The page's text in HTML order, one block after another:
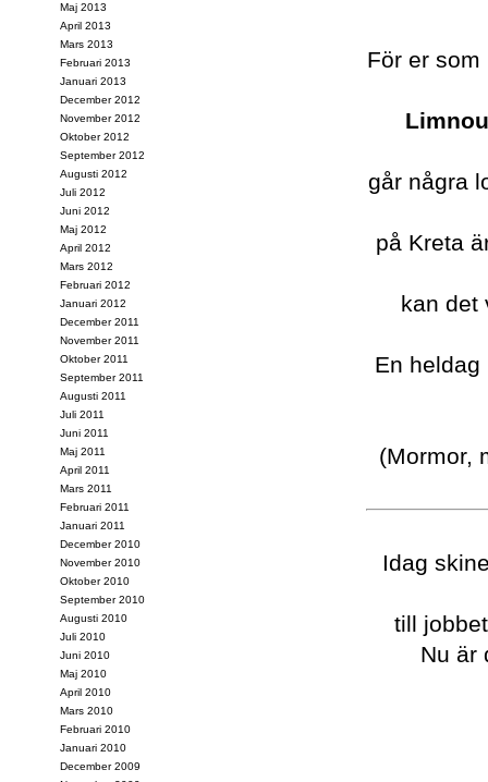
För er
går några
på Kreta
kan det
En
(Mormor,
Idag
till
Nu är
Maj 2013
April 2013
Mars 2013
Februari 2013
Januari 2013
December 2012
November 2012
Oktober 2012
September 2012
Augusti 2012
Juli 2012
Juni 2012
Maj 2012
April 2012
Mars 2012
Februari 2012
Januari 2012
December 2011
November 2011
Oktober 2011
September 2011
Augusti 2011
Juli 2011
Juni 2011
Maj 2011
April 2011
Mars 2011
Februari 2011
Januari 2011
December 2010
November 2010
Oktober 2010
September 2010
Augusti 2010
Juli 2010
Juni 2010
Maj 2010
April 2010
Mars 2010
Februari 2010
Januari 2010
December 2009